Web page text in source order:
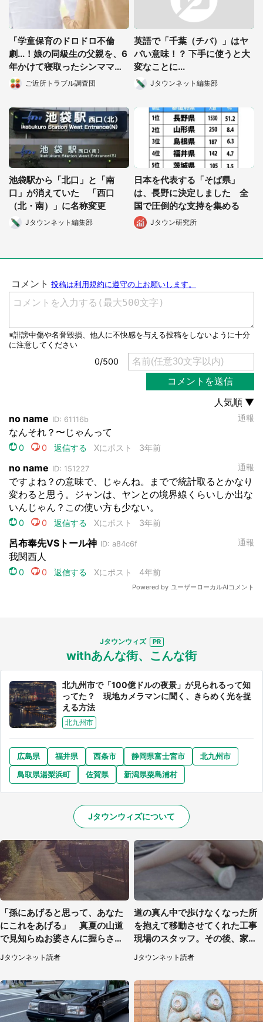
選択する
「学童保育のドロドロ不倫
劇...！娘の同級生の父親を、6
年かけて寝取ったシンママ」
（都道府県・年齢性別不明）
ご近所トラブル調査団
英語で「千葉（チバ）」はヤ
バい意味！？ 下手に使うと大
変なことに...
Jタウンネット編集部
池袋駅から「北口」と「南
口」が消えていた 「西口
（北・南）」に名称変更
Jタウンネット編集部
日本を代表する「そば県」
は、長野に決定しました 全
国で圧倒的な支持を集める
Jタウン研究所
Jタウンウィズ
withあんな街、こんな街
北九州市で「100億ドルの夜景」が見られるって知
ってた？ 現地カメラマンに聞く、きらめく光を捉
える方法
北九州市
広島県 福井県 西条市 静岡県富士宮市
北九州市
鳥取県湯梨浜町
佐賀県 新潟県粟島浦村
Jタウンウィズについて
「孫にあげると思って、あなた
にこれをあげる」 真夏の山道
で見知らぬお婆さんに握らされ
たもの（山口県・30代女性）
Jタウンネット読者
道の真ん中で歩けなくなった所
を抱えて移動させてくれた工事
現場のスタッフ。その後、家ま
で私を送ると（大阪府・40代女
性）
Jタウンネット読者